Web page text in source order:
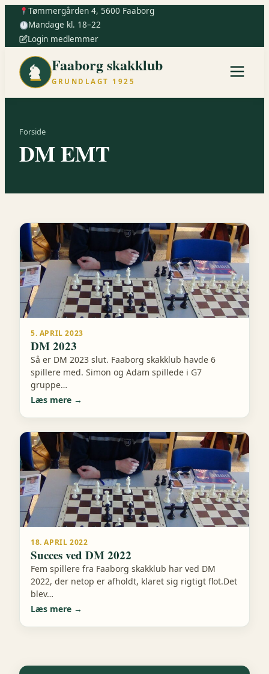
Tømmergården 4, 5600 Faaborg
Mandage kl. 18–22
Login medlemmer
Faaborg skakklub
GRUNDLAGT 1925
Forside
DM EMT
5. APRIL 2023
DM 2023
Så er DM 2023 slut. Faaborg skakklub havde 6
spillere med. Simon og Adam spillede i G7
gruppe…
Læs mere →
18. APRIL 2022
Succes ved DM 2022
Fem spillere fra Faaborg skakklub har ved DM
2022, der netop er afholdt, klaret sig rigtigt flot.Det
blev…
Læs mere →